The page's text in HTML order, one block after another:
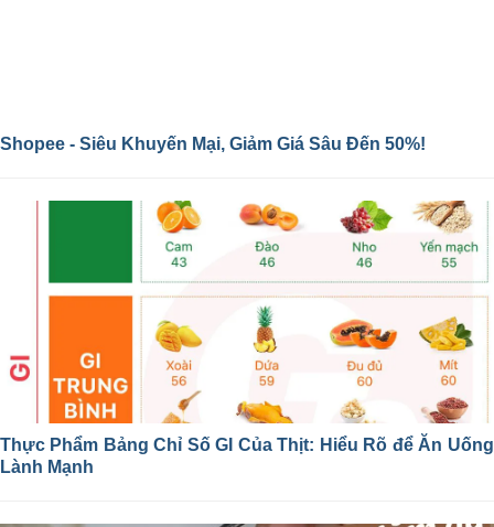
Shopee - Siêu Khuyến Mại, Giảm Giá Sâu Đến 50%!
Thực Phẩm Bảng Chỉ Số GI Của Thịt: Hiểu Rõ để Ăn Uống
Lành Mạnh